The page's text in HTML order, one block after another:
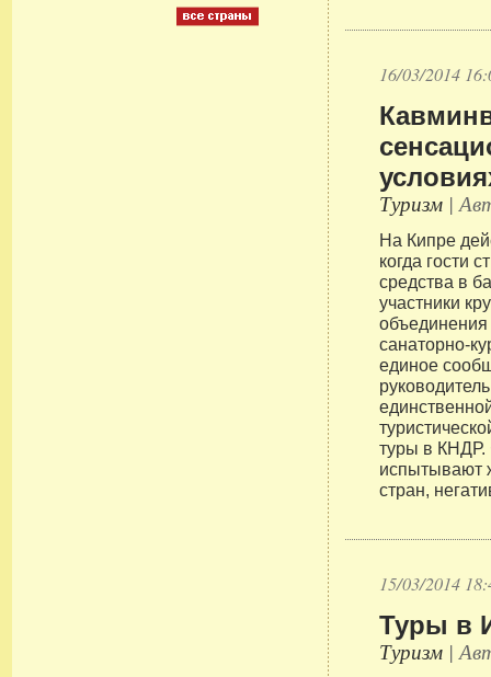
16/03/2014
Туризм |
На Кипре
когда гости
средства в
участники
санаторно-
единое
туры в КНДР.
испытывают
стран,
15/03/2014
Туры в
Туризм |